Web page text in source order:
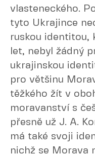
vlasteneckého.
tyto Ukrajince
ruskou identitou,
let, nebyl žádný
ukrajinskou
pro většinu
těžkého žít v
moravanství s
přesně už J. A.
má také svoji
nichž se Morava